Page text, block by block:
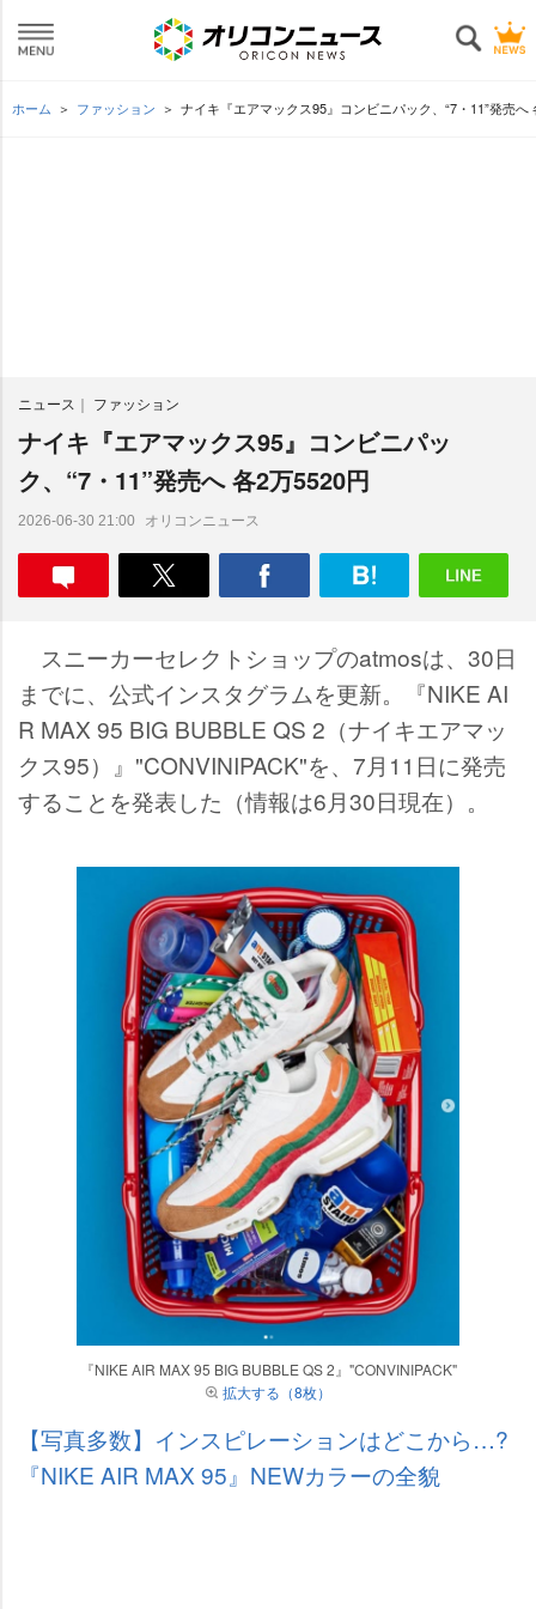
ホーム ファッション ナイキ『エアマックス95』コンビニパック、“7・11”発売へ
ニュース ファッション
ナイキ『エアマックス95』コンビニパッ
ク、“7・11”発売へ 各2万5520円
2026-06-30 21:00 オリコンニュース
スニーカーセレクトショップのatmosは、30日
までに、公式インスタグラムを更新。『NIKE AI
R MAX 95 BIG BUBBLE QS 2（ナイキエアマッ
クス95）』"CONVINIPACK"を、7月11日に発売
することを発表した（情報は6月30日現在）。
『NIKE AIR MAX 95 BIG BUBBLE QS 2』"CONVINIPACK"
拡大する（8枚）
【写真多数】インスピレーションはどこから…?
『NIKE AIR MAX 95』NEWカラーの全貌